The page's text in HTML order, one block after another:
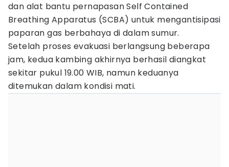
dan alat bantu pernapasan Self Contained
Breathing Apparatus (SCBA) untuk mengantisipasi
paparan gas berbahaya di dalam sumur.
Setelah proses evakuasi berlangsung beberapa
jam, kedua kambing akhirnya berhasil diangkat
sekitar pukul 19.00 WIB, namun keduanya
ditemukan dalam kondisi mati.